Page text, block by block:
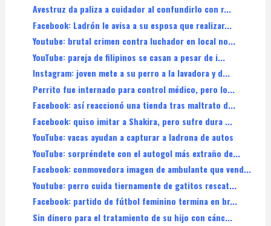
Avestruz da paliza a cuidador al confundirlo con r...
Facebook: Ladrón le avisa a su esposa que realizar...
Youtube: brutal crimen contra luchador en local no...
YouTube: pareja de filipinos se casan a pesar de i...
Instagram: joven mete a su perro a la lavadora y d...
Perrito fue internado para control médico, pero lo...
Facebook: así reaccionó una tienda tras maltrato d...
Facebook: quiso imitar a Shakira, pero sufre dura ...
YouTube: vacas ayudan a capturar a ladrona de autos
YouTube: sorpréndete con el autogol más extraño de...
Facebook: conmovedora imagen de ambulante que vend...
Youtube: perro cuida tiernamente de gatitos rescat...
Facebook: partido de fútbol feminino termina en br...
Sin dinero para el tratamiento de su hijo con cánc...